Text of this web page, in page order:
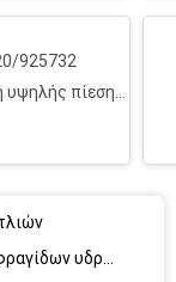
925732
πίεσης,